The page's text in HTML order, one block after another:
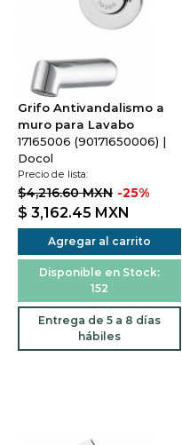
Grifo Antivandalismo a
muro para Lavabo
17165006 (90171650006) |
Docol
Precio de lista:
$4,216.60 MXN -25%
$ 3,162.45 MXN
Agregar al carrito
Disponible en Stock:
152
Entrega de 5 a 8 días
hábiles